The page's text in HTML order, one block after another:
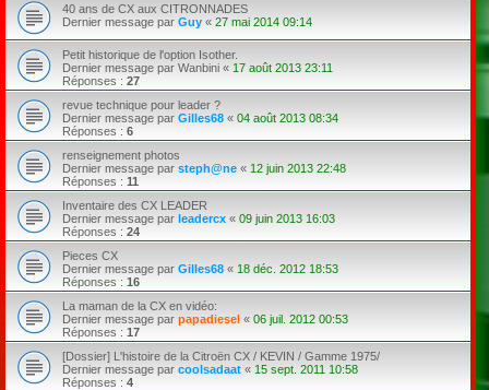
40 ans de CX aux CITRONNADES
Dernier message par Guy « 27 mai 2014 09:14
Petit historique de l'option Isother.
Dernier message par Wanbini « 17 août 2013 23:11
Réponses : 27
revue technique pour leader ?
Dernier message par Gilles68 « 04 août 2013 08:34
Réponses : 6
renseignement photos
Dernier message par steph@ne « 12 juin 2013 22:48
Réponses : 11
Inventaire des CX LEADER
Dernier message par leadercx « 09 juin 2013 16:03
Réponses : 24
Pieces CX
Dernier message par Gilles68 « 18 déc. 2012 18:53
Réponses : 16
La maman de la CX en vidéo:
Dernier message par papadiesel « 06 juil. 2012 00:53
Réponses : 17
[Dossier] L'histoire de la Citroën CX / KEVIN / Gamme 1975/
Dernier message par coolsadaat « 15 sept. 2011 10:58
Réponses : 4